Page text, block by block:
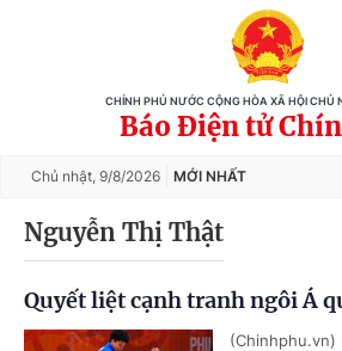
CHÍNH PHỦ NƯỚC CỘNG HÒA XÃ HỘI CHỦ
Báo Điện tử
Chủ nhật, 9/8/2026 MỚI NHẤT
Nguyễn Thị Thật
Quyết liệt cạnh tranh ngôi Á